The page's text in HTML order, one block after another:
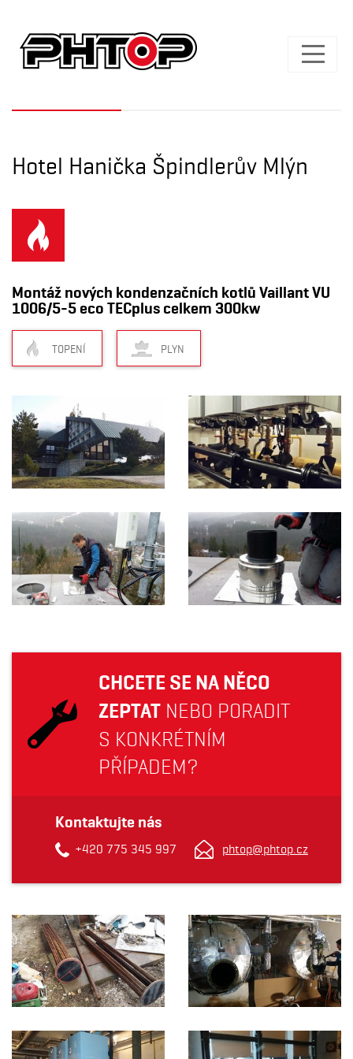
Hotel Hanička Špindlerův Mlýn
Montáž nových kondenzačních kotlů Vaillant VU
1006/5-5 eco TECplus celkem 300kw
TOPENÍ PLYN
CHCETE SE NA NĚCO
ZEPTAT NEBO PORADIT
S KONKRÉTNÍM
PŘÍPADEM?
Kontaktujte nás
+420 775 345 997 phtop@phtop.cz